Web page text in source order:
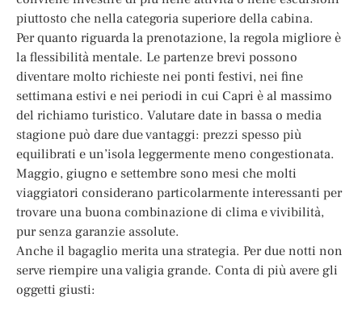
piuttosto che nella categoria superiore della cabina.
Per quanto riguarda la prenotazione, la regola migliore è
la flessibilità mentale. Le partenze brevi possono
diventare molto richieste nei ponti festivi, nei fine
settimana estivi e nei periodi in cui Capri è al massimo
del richiamo turistico. Valutare date in bassa o media
stagione può dare due vantaggi: prezzi spesso più
equilibrati e un’isola leggermente meno congestionata.
Maggio, giugno e settembre sono mesi che molti
viaggiatori considerano particolarmente interessanti per
trovare una buona combinazione di clima e vivibilità,
pur senza garanzie assolute.
Anche il bagaglio merita una strategia. Per due notti non
serve riempire una valigia grande. Conta di più avere gli
oggetti giusti: